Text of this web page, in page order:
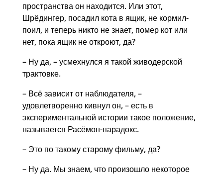
пространства он находится. Или этот,
Шрёдингер, посадил кота в ящик, не кормил-
поил, и теперь никто не знает, помер кот или
нет, пока ящик не откроют, да?
– Ну да, – усмехнулся я такой живодерской
трактовке.
– Всё зависит от наблюдателя, –
удовлетворенно кивнул он, – есть в
экспериментальной истории такое положение,
называется Расёмон-парадокс.
– Это по такому старому фильму, да?
– Ну да. Мы знаем, что произошло некоторое